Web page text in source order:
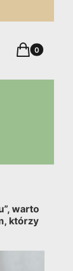
się
Produkty w
Koszyk
warto
którzy